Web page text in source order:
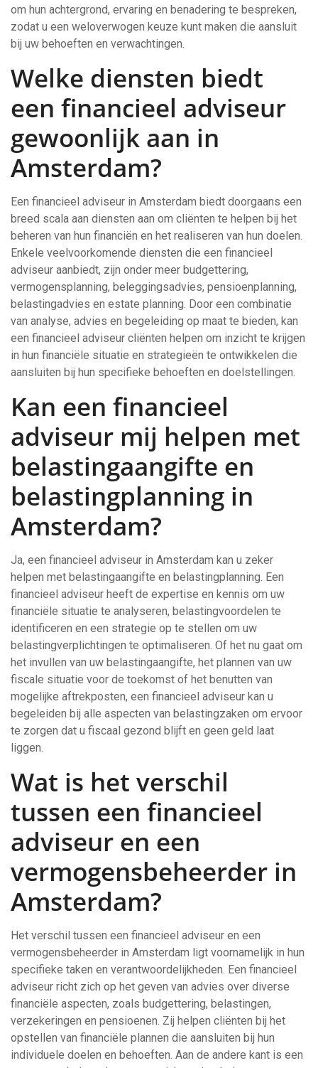
om hun achtergrond, ervaring en benadering te bespreken,
zodat u een weloverwogen keuze kunt maken die aansluit
bij uw behoeften en verwachtingen.
Welke diensten biedt
een financieel adviseur
gewoonlijk aan in
Amsterdam?
Een financieel adviseur in Amsterdam biedt doorgaans een
breed scala aan diensten aan om cliënten te helpen bij het
beheren van hun financiën en het realiseren van hun doelen.
Enkele veelvoorkomende diensten die een financieel
adviseur aanbiedt, zijn onder meer budgettering,
vermogensplanning, beleggingsadvies, pensioenplanning,
belastingadvies en estate planning. Door een combinatie
van analyse, advies en begeleiding op maat te bieden, kan
een financieel adviseur cliënten helpen om inzicht te krijgen
in hun financiële situatie en strategieën te ontwikkelen die
aansluiten bij hun specifieke behoeften en doelstellingen.
Kan een financieel
adviseur mij helpen met
belastingaangifte en
belastingplanning in
Amsterdam?
Ja, een financieel adviseur in Amsterdam kan u zeker
helpen met belastingaangifte en belastingplanning. Een
financieel adviseur heeft de expertise en kennis om uw
financiële situatie te analyseren, belastingvoordelen te
identificeren en een strategie op te stellen om uw
belastingverplichtingen te optimaliseren. Of het nu gaat om
het invullen van uw belastingaangifte, het plannen van uw
fiscale situatie voor de toekomst of het benutten van
mogelijke aftrekposten, een financieel adviseur kan u
begeleiden bij alle aspecten van belastingzaken om ervoor
te zorgen dat u fiscaal gezond blijft en geen geld laat
liggen.
Wat is het verschil
tussen een financieel
adviseur en een
vermogensbeheerder in
Amsterdam?
Het verschil tussen een financieel adviseur en een
vermogensbeheerder in Amsterdam ligt voornamelijk in hun
specifieke taken en verantwoordelijkheden. Een financieel
adviseur richt zich op het geven van advies over diverse
financiële aspecten, zoals budgettering, belastingen,
verzekeringen en pensioenen. Zij helpen cliënten bij het
opstellen van financiële plannen die aansluiten bij hun
individuele doelen en behoeften. Aan de andere kant is een